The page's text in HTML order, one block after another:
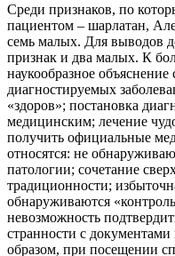
Среди признаков, по
пациентом – шарлатан,
семь малых. Для выводов
признак и два малых. К
наукообразное
диагностируемых
«здоров»; постановка
медицинским; лечение
получить официальные
относятся: не
патологии; сочетание
традиционности;
обнаруживаются
невозможность
странности с
образом, при посещении